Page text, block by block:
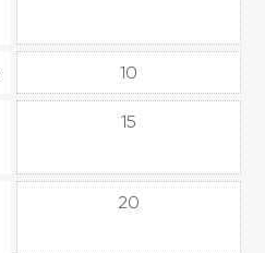
10
15
20